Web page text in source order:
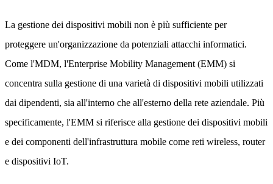
La gestione dei dispositivi mobili non è più sufficiente per
proteggere un'organizzazione da potenziali attacchi informatici.
Come l'MDM, l'Enterprise Mobility Management (EMM) si
concentra sulla gestione di una varietà di dispositivi mobili utilizzati
dai dipendenti, sia all'interno che all'esterno della rete aziendale. Più
specificamente, l'EMM si riferisce alla gestione dei dispositivi mobili
e dei componenti dell'infrastruttura mobile come reti wireless, router
e dispositivi IoT.